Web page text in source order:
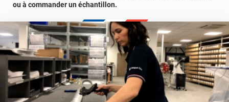
ou à commander un échantillon.